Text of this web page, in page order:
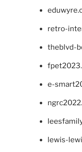
retro-
theblvd-
e-
lewis-